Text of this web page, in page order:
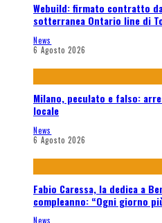
Webuild: firmato contratto
sotterranea Ontario line di
News
6 Agosto 2026
Milano, peculato e falso:
locale
News
6 Agosto 2026
Fabio Caressa, la dedica a
compleanno: “Ogni giorno
News